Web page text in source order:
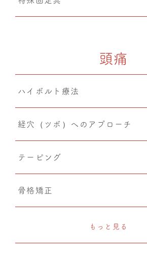
頭痛
ハイボルト療法
経穴（ツボ）へのアプローチ
テーピング
骨格矯正
CMC筋膜ストレッチ（リリース）
もっと見る